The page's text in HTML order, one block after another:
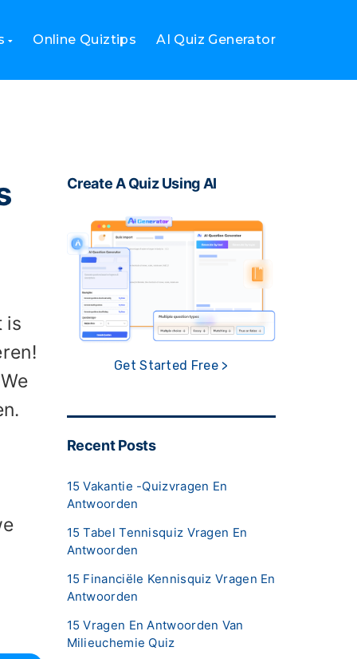
Online Quiztips AI Quiz Generator
is
Create A Quiz Using AI
Get Started Free >
Recent Posts
15 Vakantie -quizvragen En
Antwoorden
15 Tabel Tennisquiz Vragen En
Antwoorden
15 Financiële Kennisquiz Vragen En
Antwoorden
15 Vragen En Antwoorden Van
Milieuchemie Quiz